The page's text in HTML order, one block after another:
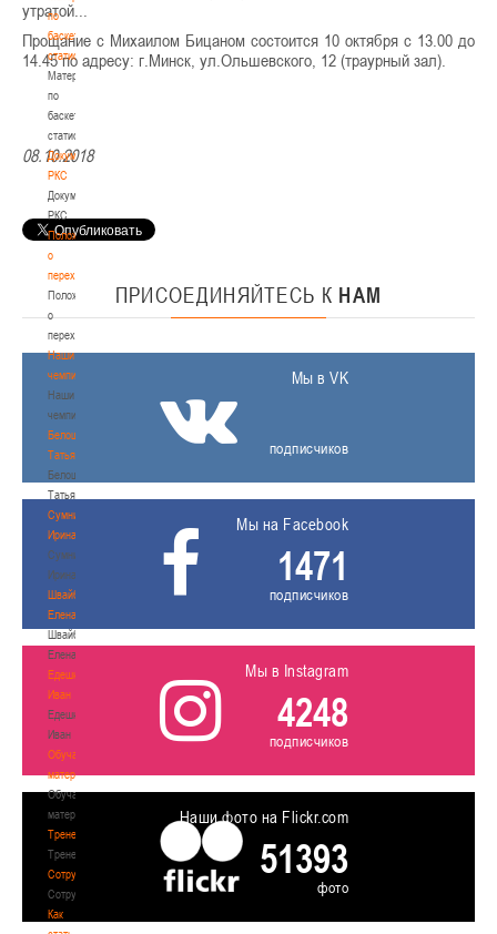
по
баскетбольной
статистике
Материалы
по
баскетбольной
статистике
Документы
РКС
Документы
РКС
Положение
о
переходах
Положение
о
переходах
Наши
чемпионы
Наши
чемпионы
Белошапко
Татьяна
Белошапко
Татьяна
Сумникова
Ирина
Сумникова
Ирина
Швайбович
Елена
Швайбович
Елена
Едешко
Иван
Едешко
Иван
Обучающие
материалы
Обучающие
материалы
Тренерам
Тренерам
Сотрудничество
Сотрудничество
Как
утратой...
Прощание с Михаилом Бицаном состоится 10 октября с 13.00 до
14.45 по адресу: г.Минск, ул.Ольшевского, 12 (траурный зал).
08.10.2018
ПРИСОЕДИНЯЙТЕСЬ К НАМ
Мы в VK
подписчиков
Мы на Facebook
1471
подписчиков
Мы в Instagram
4248
подписчиков
Наши фото на Flickr.com
51393
фото